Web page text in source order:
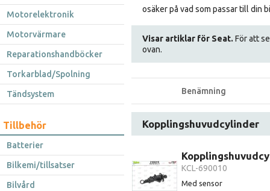
Motorelektronik
Motorvärmare
Reparationshandböcker
Torkarblad/Spolning
Tändsystem
Tillbehör
Batterier
Bilkemi/tillsatser
Bilvård
osäker på vad som passar till din
Visar artiklar för Seat. För att
ovan.
Benämning
Kopplingshuvudcylinder
KCL-690010
Med sensor